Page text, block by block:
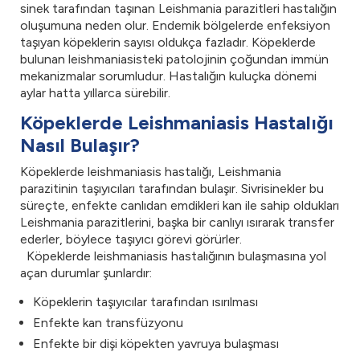
sinek tarafından taşınan Leishmania parazitleri hastalığın
oluşumuna neden olur. Endemik bölgelerde enfeksiyon
taşıyan köpeklerin sayısı oldukça fazladır. Köpeklerde
bulunan leishmaniasisteki patolojinin çoğundan immün
mekanizmalar sorumludur. Hastalığın kuluçka dönemi
aylar hatta yıllarca sürebilir.
Köpeklerde Leishmaniasis Hastalığı
Nasıl Bulaşır?
Köpeklerde leishmaniasis hastalığı, Leishmania
parazitinin taşıyıcıları tarafından bulaşır. Sivrisinekler bu
süreçte, enfekte canlıdan emdikleri kan ile sahip oldukları
Leishmania parazitlerini, başka bir canlıyı ısırarak transfer
ederler, böylece taşıyıcı görevi görürler.
Köpeklerde leishmaniasis hastalığının bulaşmasına yol
açan durumlar şunlardır:
Köpeklerin taşıyıcılar tarafından ısırılması
Enfekte kan transfüzyonu
Enfekte bir dişi köpekten yavruya bulaşması